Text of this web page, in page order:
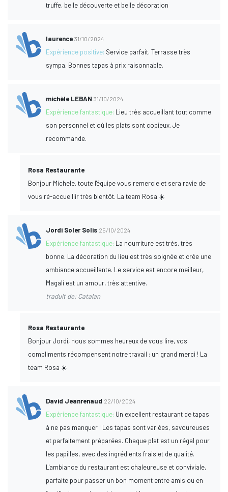
truffe, belle découverte et belle décoration
laurence 31/10/2024
Expérience positive: Service parfait. Terrasse très
sympa. Bonnes tapas à prix raisonnable.
michèle LEBAN 31/10/2024
Expérience fantastique: Lieu très accueillant tout comme
son personnel et où les plats sont copieux. Je
recommande.
Rosa Restaurante
Bonjour Michele, toute l'équipe vous remercie et sera ravie de
vous ré-accueillir très bientôt. La team Rosa ☀️
Jordi Soler Solis 25/10/2024
Expérience fantastique: La nourriture est très, très
bonne. La décoration du lieu est très soignée et crée une
ambiance accueillante. Le service est encore meilleur,
Magalí est un amour, très attentive.
traduit de: Catalan
Rosa Restaurante
Bonjour Jordi, nous sommes heureux de vous lire, vos
compliments récompensent notre travail : un grand merci ! La
team Rosa ☀️
David Jeanrenaud 22/10/2024
Expérience fantastique: Un excellent restaurant de tapas
à ne pas manquer ! Les tapas sont variées, savoureuses
et parfaitement préparées. Chaque plat est un régal pour
les papilles, avec des ingrédients frais et de qualité.
L'ambiance du restaurant est chaleureuse et conviviale,
parfaite pour passer un bon moment entre amis ou en